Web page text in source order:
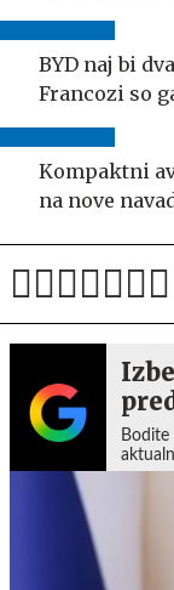
BYD naj bi
Francozi so
Kompaktni
na nove